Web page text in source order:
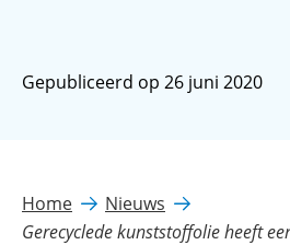
Gepubliceerd op 26 juni 2020
Home
Nieuws
Gerecyclede kunststoffolie heeft